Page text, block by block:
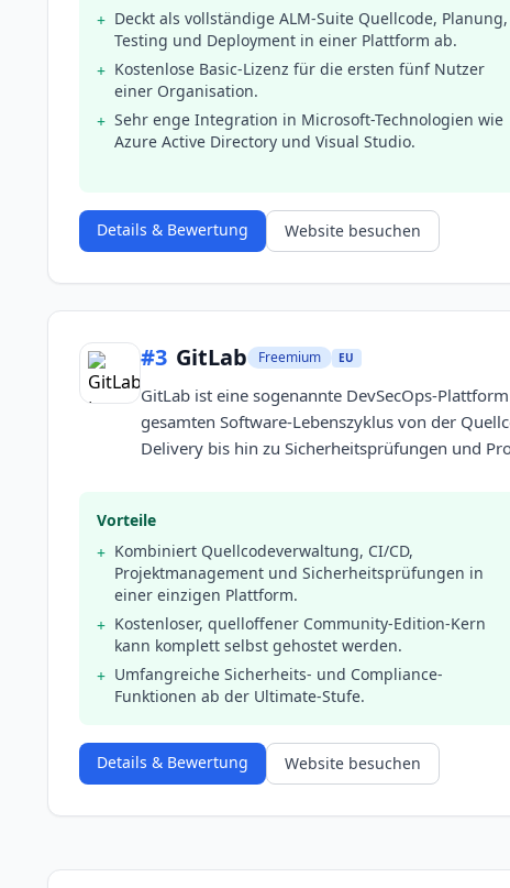
+ Deckt als vollständige ALM-Suite Quellcode, Planung,
Testing und Deployment in einer Plattform ab.
+ Kostenlose Basic-Lizenz für die ersten fünf Nutzer
einer Organisation.
+ Sehr enge Integration in Microsoft-Technologien wie
Azure Active Directory und Visual Studio.
Details & Bewertung Website besuchen
#3 GitLab Freemium EU
GitLab ist eine sogenannte DevSecOps-
gesamten Software-Lebenszyklus von der
Delivery bis hin zu Sicherheitsprüfungen und
Vorteile
+ Kombiniert Quellcodeverwaltung, CI/CD,
Projektmanagement und Sicherheitsprüfungen in
einer einzigen Plattform.
+ Kostenloser, quelloffener Community-Edition-Kern
kann komplett selbst gehostet werden.
+ Umfangreiche Sicherheits- und Compliance-
Funktionen ab der Ultimate-Stufe.
Details & Bewertung Website besuchen